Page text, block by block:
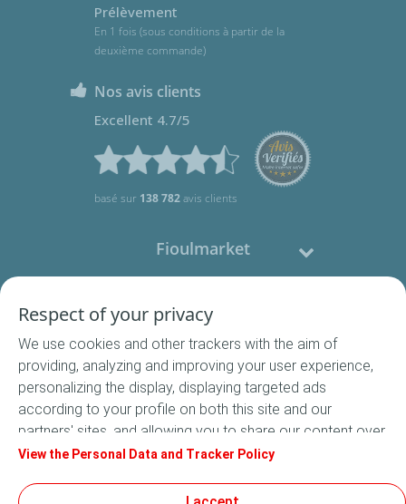
Prélèvement
En 1 fois (sous conditions à partir de la
deuxième commande)
Nos avis clients
Excellent 4.7/5
basé sur 138 782avis clients
Fioulmarket
Nous contacter
Suivez-nous
Respect of your privacy
We use cookies and other trackers with the aim of
providing, analyzing and improving your user experience,
personalizing the display, displaying targeted ads
according to your profile on both this site and our
partners' sites, and allowing you to share our content over
social media. In accordance with French legislation,
default. You can change your cookie settings at any time
View the Personal Data and Tracker Policy